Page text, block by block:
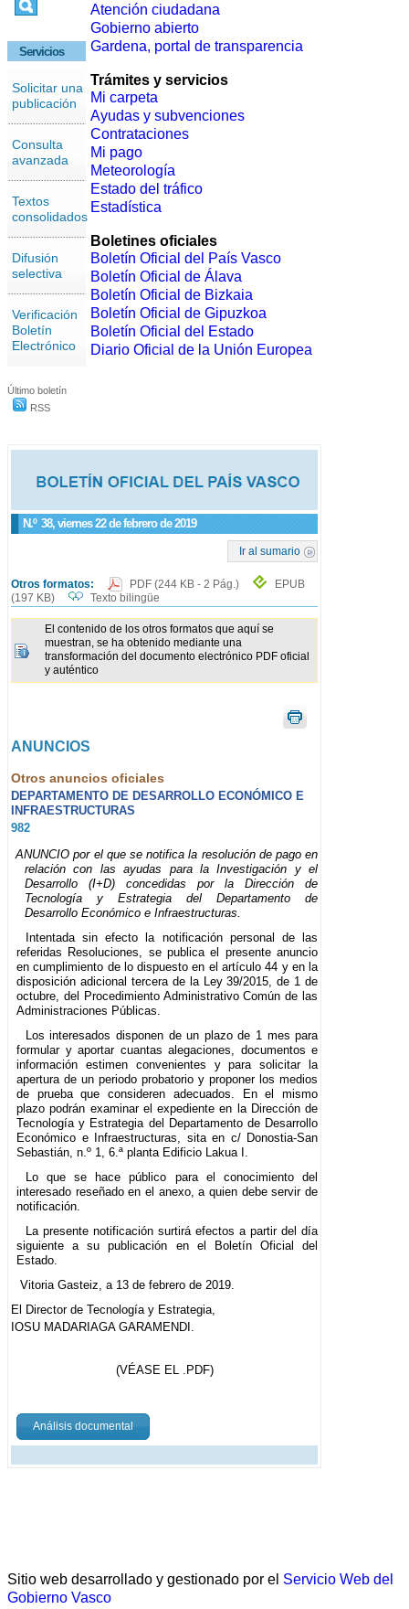
Servicios
Solicitar una
publicación
Consulta
avanzada
Textos
consolidados
Difusión
selectiva
Verificación
Boletín
Electrónico
Último boletín
RSS
N.º 38, viernes 22 de febrero de 2019
Ir al sumario
Otros formatos: PDF (244 KB - 2 Pág.)
EPUB
(197 KB)
Texto bilingüe
El contenido de los otros formatos que aquí se
muestran, se ha obtenido mediante una
transformación del documento electrónico PDF oficial
y auténtico
ANUNCIOS
Otros anuncios oficiales
DEPARTAMENTO DE DESARROLLO ECONÓMICO E
INFRAESTRUCTURAS
982
ANUNCIO por el que se notifica la resolución de pago en
relación con las ayudas para la Investigación y el
Desarrollo (I+D) concedidas por la Dirección de
Tecnología y Estrategia del Departamento de
Desarrollo Económico e Infraestructuras.
Intentada sin efecto la notificación personal de las
referidas Resoluciones, se publica el presente anuncio
en cumplimiento de lo dispuesto en el artículo 44 y en la
disposición adicional tercera de la Ley 39/2015, de 1 de
octubre, del Procedimiento Administrativo Común de las
Administraciones Públicas.
Los interesados disponen de un plazo de 1 mes para
formular y aportar cuantas alegaciones, documentos e
información estimen convenientes y para solicitar la
apertura de un periodo probatorio y proponer los medios
de prueba que consideren adecuados. En el mismo
plazo podrán examinar el expediente en la Dirección de
Tecnología y Estrategia del Departamento de Desarrollo
Económico e Infraestructuras, sita en c/ Donostia-San
Sebastián, n.º 1, 6.ª planta Edificio Lakua I.
Lo que se hace público para el conocimiento del
interesado reseñado en el anexo, a quien debe servir de
notificación.
La presente notificación surtirá efectos a partir del día
siguiente a su publicación en el Boletín Oficial del
Estado.
Vitoria Gasteiz, a 13 de febrero de 2019.
El Director de Tecnología y Estrategia,
IOSU MADARIAGA GARAMENDI.
(VÉASE EL .PDF)
Análisis documental
Atención ciudadana
Gobierno abierto
Gardena, portal de transparencia
Trámites y servicios
Mi carpeta
Ayudas y subvenciones
Contrataciones
Mi pago
Meteorología
Estado del tráfico
Estadística
Boletines oficiales
Boletín Oficial del País Vasco
Boletín Oficial de Álava
Boletín Oficial de Bizkaia
Boletín Oficial de Gipuzkoa
Boletín Oficial del Estado
Diario Oficial de la Unión Europea
Sitio web desarrollado y gestionado por el Servicio Web del
Gobierno Vasco